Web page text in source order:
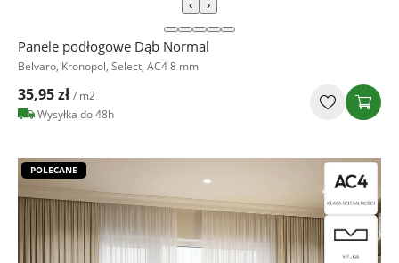
‹ ›
Panele podłogowe Dąb Normal
Belvaro, Kronopol, Select, AC4 8 mm
35,95 zł / m2
Wysyłka do 48h
POLECANE